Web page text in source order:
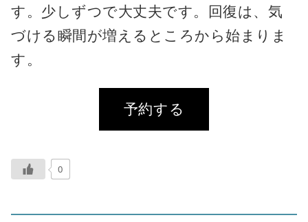
す。少しずつで大丈夫です。回復は、気
づける瞬間が増えるところから始まりま
す。
予約する
0